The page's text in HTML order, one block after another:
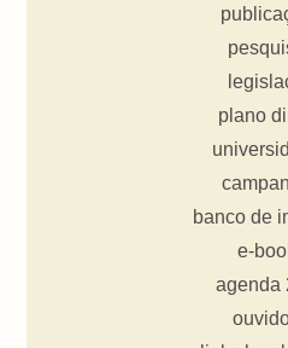
plano
banco de
e-
agenda